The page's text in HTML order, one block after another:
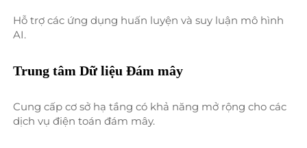
Hỗ trợ các ứng dụng huấn luyện và suy luận mô hình
AI.
Trung tâm Dữ liệu Đám mây
Cung cấp cơ sở hạ tầng có khả năng mở rộng cho các
dịch vụ điện toán đám mây.